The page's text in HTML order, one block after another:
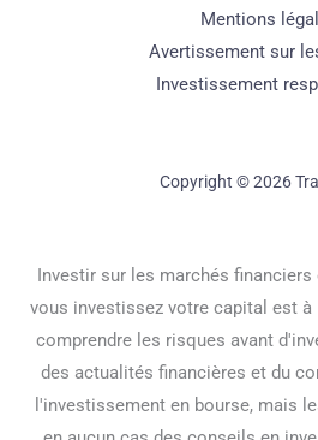
Mentions
Avertissement sur
Investissement
Copyright © 2026
Investir sur les marchés
vous investissez votre capital est à
comprendre les risques avant
des actualités financières et du
l'investissement en bourse, mais